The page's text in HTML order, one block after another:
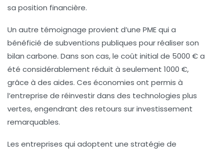
sa position financière.
Un autre témoignage provient d’une PME qui a
bénéficié de subventions publiques pour réaliser son
bilan carbone. Dans son cas, le coût initial de 5000 € a
été considérablement réduit à seulement 1000 €,
grâce à des aides. Ces économies ont permis à
l’entreprise de réinvestir dans des technologies plus
vertes, engendrant des retours sur investissement
remarquables.
Les entreprises qui adoptent une stratégie de